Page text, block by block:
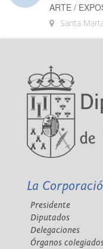
ARTE /
Santa
La
Presidente
Diputados
Delegaciones
Órganos